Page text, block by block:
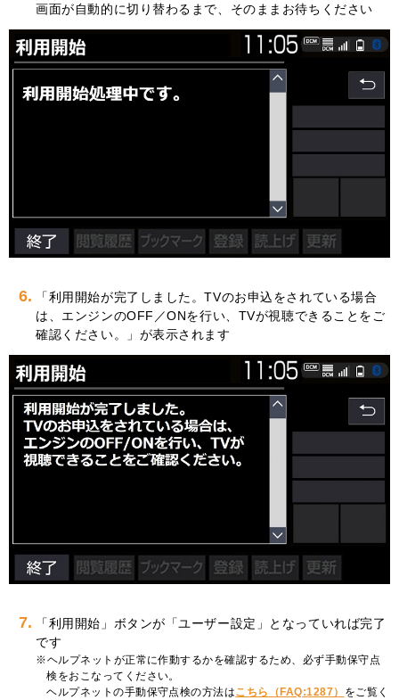
画面が自動的に切り替わるまで、そのままお待ちください
6.
「利用開始が完了しました。TVのお申込をされている場合
は、エンジンのOFF／ONを行い、TVが視聴できることをご
確認ください。」が表示されます
7.
「利用開始」ボタンが「ユーザー設定」となっていれば完了
です
ヘルプネットが正常に作動するかを確認するため、必ず手動保守点
検をおこなってください。
ヘルプネットの手動保守点検の方法はこちら（FAQ:1287） をご覧く